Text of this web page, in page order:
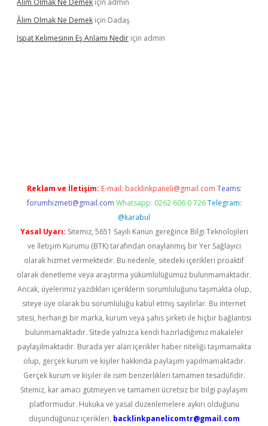
Âlim Olmak Ne Demek için admin
Âlim Olmak Ne Demek için Dadaş
Ispat Kelimesinin Eş Anlamı Nedir için admin
Reklam ve İletişim: E-mail: backlinkpaneli@gmail.com Teams:
forumhizmeti@gmail.com Whatsapp: 0262 606 0 726 Telegram:
@karabul
Yasal Uyarı: Sitemiz, 5651 Sayılı Kanun gereğince Bilgi Teknolojileri
ve İletişim Kurumu (BTK) tarafından onaylanmış bir Yer Sağlayıcı
olarak hizmet vermektedir. Bu nedenle, sitedeki içerikleri proaktif
olarak denetleme veya araştırma yükümlülüğümüz bulunmamaktadır.
Ancak, üyelerimiz yazdıkları içeriklerin sorumluluğunu taşımakta olup,
siteye üye olarak bu sorumluluğu kabul etmiş sayılırlar. Bu internet
sitesi, herhangi bir marka, kurum veya şahıs şirketi ile hiçbir bağlantısı
bulunmamaktadır. Sitede yalnızca kendi hazırladığımız makaleler
paylaşılmaktadır. Burada yer alan içerikler haber niteliği taşımamakta
olup, gerçek kurum ve kişiler hakkında paylaşım yapılmamaktadır.
Gerçek kurum ve kişiler ile isim benzerlikleri tamamen tesadüfidir.
Sitemiz, kar amacı gütmeyen ve tamamen ücretsiz bir bilgi paylaşım
platformudur. Hukuka ve yasal düzenlemelere aykırı olduğunu
düşündüğünüz içerikleri, backlinkpanelicomtr@gmail.com